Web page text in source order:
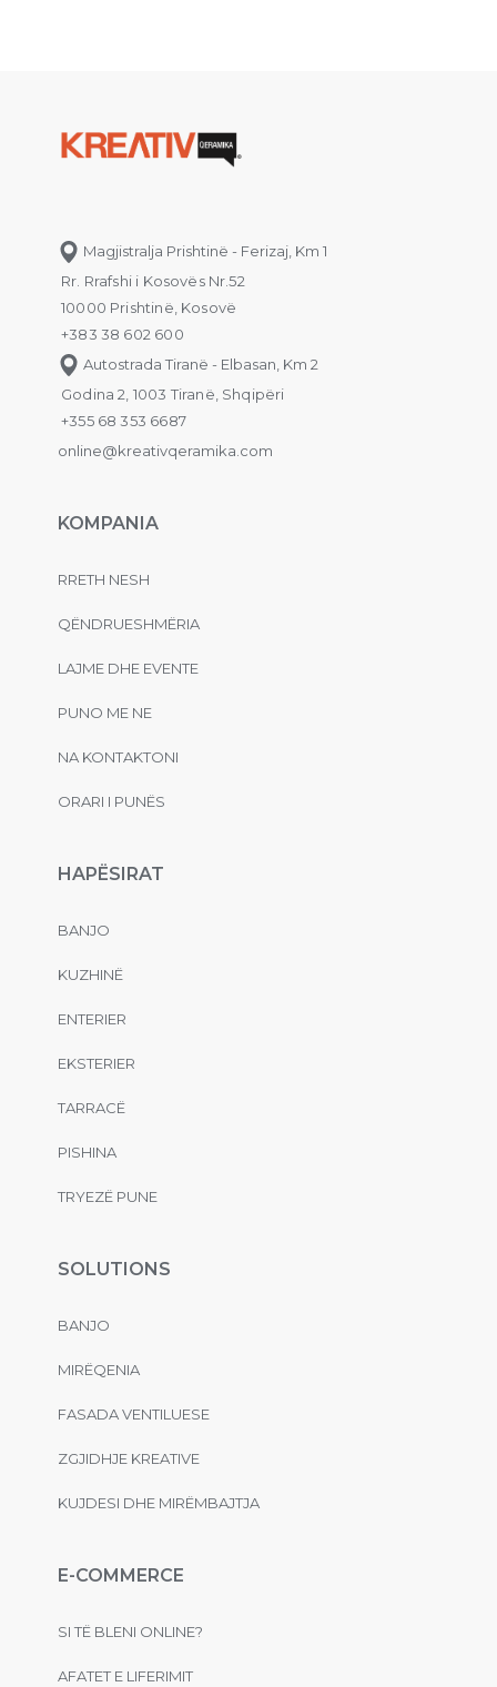
Magjistralja Prishtinë - Ferizaj, Km 1
Rr. Rrafshi i Kosovës Nr.52
10000 Prishtinë, Kosovë
+383 38 602 600
Autostrada Tiranë - Elbasan, Km 2
Godina 2, 1003 Tiranë, Shqipëri
+355 68 353 6687
online@kreativqeramika.com
KOMPANIA
RRETH NESH
QËNDRUESHMËRIA
LAJME DHE EVENTE
PUNO ME NE
NA KONTAKTONI
ORARI I PUNËS
HAPËSIRAT
BANJO
KUZHINË
ENTERIER
EKSTERIER
TARRACË
PISHINA
TRYEZË PUNE
SOLUTIONS
BANJO
MIRËQENIA
FASADA VENTILUESE
ZGJIDHJE KREATIVE
KUJDESI DHE MIRËMBAJTJA
E-COMMERCE
SI TË BLENI ONLINE?
AFATET E LIFERIMIT